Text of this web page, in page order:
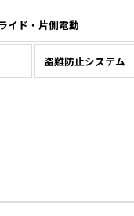
イド・片側電動
盗難防止システム